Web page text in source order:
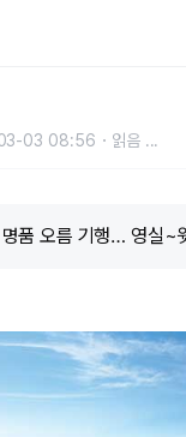
03 08:56 읽음 ...
품 오름 기행… 영실~